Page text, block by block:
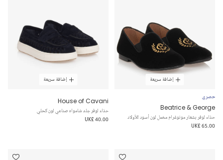
إضافة سريعة
حصري
Beatrice & George
حذاء لوفر بشعار مونوغرام مخمل لون أسود للأولاد
UK£ 65.00
إضافة سريعة
House of Cavani
حذاء لوفر جلد شامواه صناعي لون كحلي
UK£ 40.00